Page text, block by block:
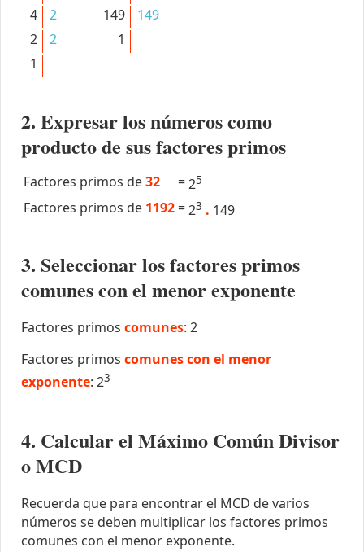
4
2
2
2
1
149
149
1
2. Expresar los números como
producto de sus factores primos
Factores primos de32 =25
Factores primos de 1192 =23 . 149
3. Seleccionar los factores primos
comunes con el menor exponente
Factores primos comunes: 2
Factores primos comunes con el menor
exponente: 23
4. Calcular el Máximo Común Divisor
o MCD
Recuerda que para encontrar el MCD de varios
números se deben multiplicar los factores primos
comunes con el menor exponente.